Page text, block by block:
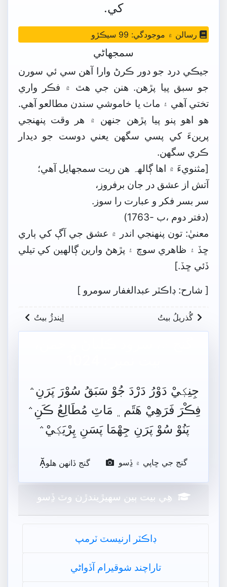
کي.
رسالن ۾ موجودگي: 99 سيڪڙو
سمجهاڻي
جيڪي درد جو دور ڪرڻ وارا آهن سي ئي سورن
جو سبق پيا پڙهن. هنن جي هٿ ۾ فڪر واري
تختي آهي ۽ ماٺ يا خاموشي سندن مطالعو آهي.
هو اهو پنو پيا پڙهن جنھن ۾ هر وقت پنھنجي
پرينءَ کي پسي سگهن يعني دوست جو ديدار
ڪري سگهن.
[مثنويءَ ۾ اها ڳالهہ هن ريت سمجهايل آهي؛
آتش از عشق در جان برفروز،
سر بسر فکر و عبارت را سوز.
(دفتر دوم ،ب -1763)
معنيٰ: تون پنھنجي اندر ۾ عشق جي آڳ کي ٻاري
ڇڏ ۽ ظاهري سوچ ۽ پڙهڻ وارين ڳالهين کي تيلي
ڏئي ڇڏ.]
[ شارح: ڊاڪٽر عبدالغفار سومرو ]
گُذريلُ بيتُ اِيندڙُ بيتُ
جِنِکٖيْ دَوْرُ دَرْدَ جُوْ سَبَقُ سُوْرَ پَرَنِ﮶
فِڪْرَ فَرَهِيْ هَٿَم﮼ مَاٽِ مُطَالِعُ ڪَنِ﮶
پَنُوْ سُوْ پَرَنِ جِهْمَا پَسَنِ پِرْيَکٖيْ﮶
گنج جي ڇاپي ۾ ڏِسو گنج ڏانھن ھلو
ھِي بيت ٻين سھيڙيندڙن وٽ ڏِسو
ڊاڪٽر ارنيسٽ ٽرمپ
تاراچند شوقيرام آڏواڻي